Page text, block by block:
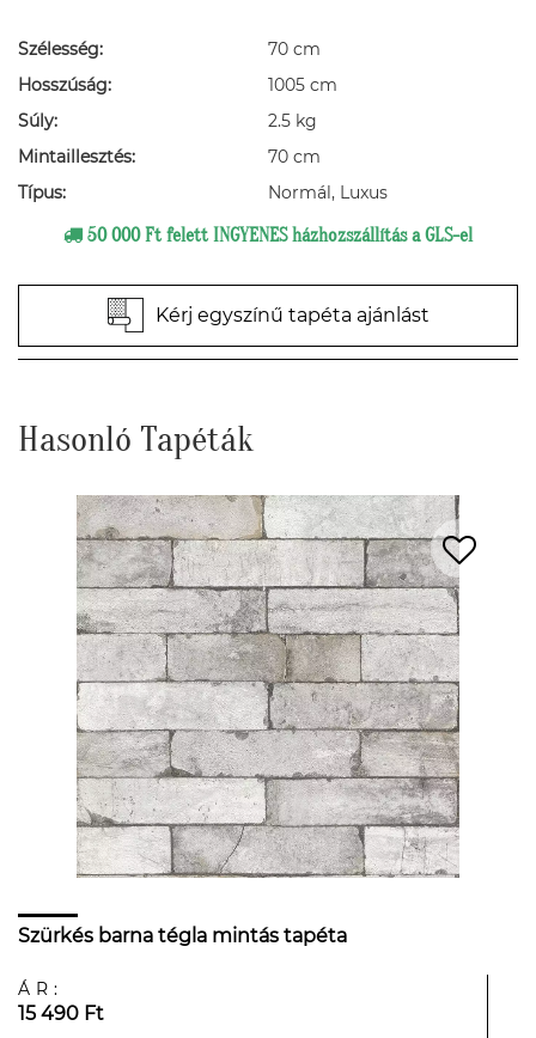
Szélesség:
70 cm
Hosszúság:
1005 cm
Súly:
2.5 kg
Mintaillesztés:
70 cm
Típus:
Normál, Luxus
50 000 Ft felett INGYENES házhozszállítás a GLS-el
Kérj egyszínű tapéta ajánlást
Hasonló Tapéták
Szürkés barna tégla mintás tapéta
ÁR:
15 490 Ft